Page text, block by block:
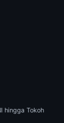
hingga Tokoh